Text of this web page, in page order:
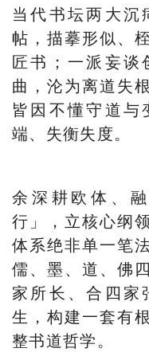
当代书坛两大
帖，描摹形似、
匠书；一派妄谈
曲，沦为离道失
皆因不懂守道与
端、失衡失度。
余深耕欧体、
行」，立核心纲
体系绝非单一笔
儒、墨、道、佛
家所长、合四家
生，构建一套有
整书道哲学。